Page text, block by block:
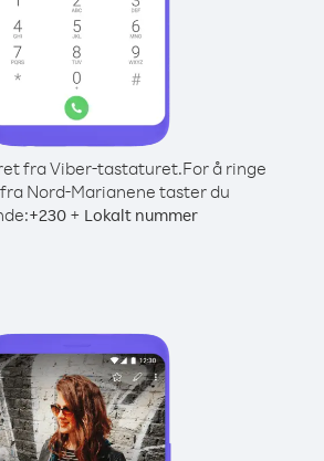
fra Viber-tastaturet.For å ringe
Nord-Marianene taster du
+230 + Lokalt nummer